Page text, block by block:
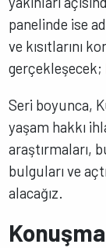
panelinde ise
ve kısıtlarını
gerçekleşecek;
Seri boyunca,
yaşam hakkı
araştırmaları,
bulguları ve
alacağız.